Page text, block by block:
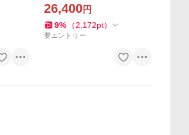
26,400円
9% （2,172pt）
要エントリー